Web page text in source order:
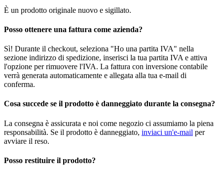
È un prodotto originale nuovo e sigillato.
Posso ottenere una fattura come azienda?
Sì! Durante il checkout, seleziona "Ho una partita IVA" nella
sezione indirizzo di spedizione, inserisci la tua partita IVA e attiva
l'opzione per rimuovere l'IVA. La fattura con inversione contabile
verrà generata automaticamente e allegata alla tua e-mail di
conferma.
Cosa succede se il prodotto è danneggiato durante la consegna?
La consegna è assicurata e noi come negozio ci assumiamo la piena
responsabilità. Se il prodotto è danneggiato, inviaci un'e-mail per
avviare il reso.
Posso restituire il prodotto?